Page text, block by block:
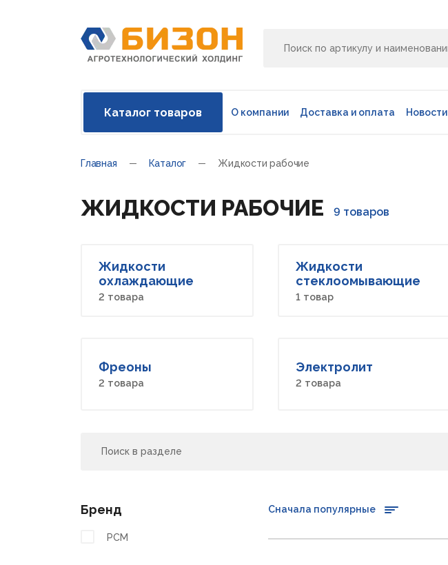
Каталог товаров О компании Доставка и оплата Новости
Главная Каталог Жидкости рабочие
ЖИДКОСТИ РАБОЧИЕ 9 товаров
Жидкости
охлаждающие
2 товара
Жидкости
стеклоомывающие
1 товар
Фреоны
2 товара
Электролит
2 товара
Бренд
РСМ
Сначала популярные